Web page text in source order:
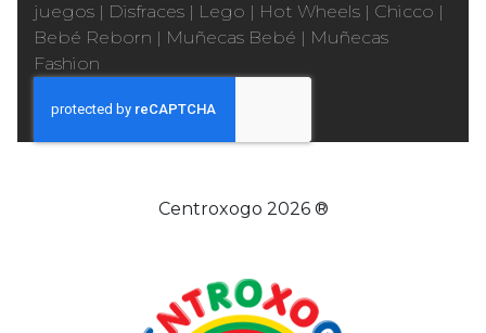
juegos | Disfraces | Lego | Hot Wheels | Chicco |
Bebé Reborn | Muñecas Bebé | Muñecas
Fashion
Centroxogo 2026 ®